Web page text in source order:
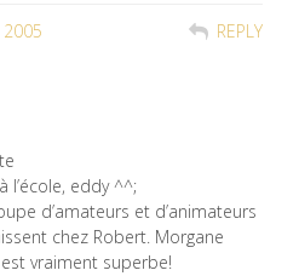
REPLY
l’école, eddy ^^;
d’amateurs et d’animateurs
chez Robert. Morgane
vraiment superbe!